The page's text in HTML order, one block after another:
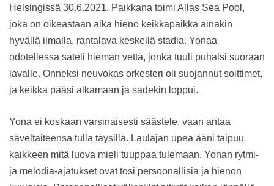
Helsingissä 30.6.2021. Paikkana toimi Allas Sea Pool,
joka on oikeastaan aika hieno keikkapaikka ainakin
hyvällä ilmalla, rantalava keskellä stadia. Yonaa
odotellessa sateli hieman vettä, jonka tuuli puhalsi suoraan
lavalle. Onneksi neuvokas orkesteri oli suojannut soittimet,
ja keikka pääsi alkamaan ja sadekin loppui.
Yona ei koskaan varsinaisesti säästele, vaan antaa
säveltaiteensa tulla täysillä. Laulajan upea ääni taipuu
kaikkeen mitä luova mieli tuuppaa tulemaan. Yonan rytmi-
ja melodia-ajatukset ovat tosi persoonallisia ja hienon